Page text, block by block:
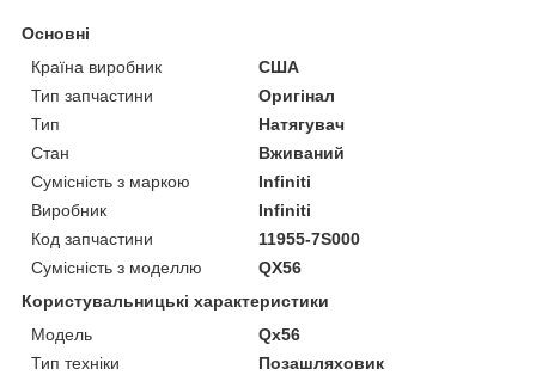
Основні
Країна виробник
США
Тип запчастини
Оригінал
Тип
Натягувач
Стан
Вживаний
Сумісність з маркою
Infiniti
Виробник
Infiniti
Код запчастини
11955-7S000
Сумісність з моделлю
QX56
Користувальницькі характеристики
Модель
Qx56
Тип техніки
Позашляховик